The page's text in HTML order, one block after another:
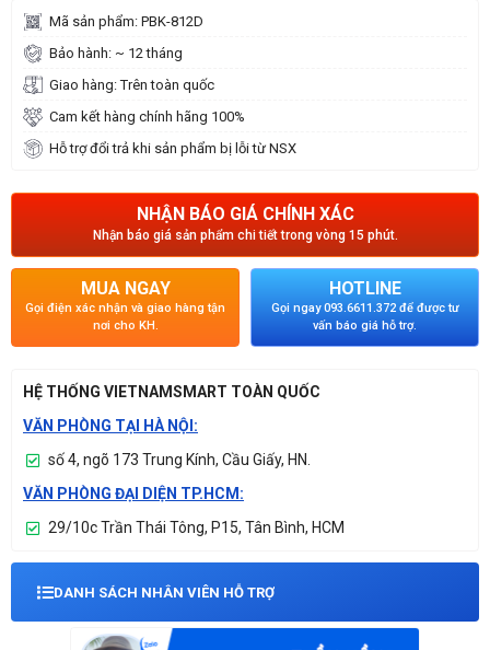
Mã sản phẩm: PBK-812D
Bảo hành: ~ 12 tháng
Giao hàng: Trên toàn quốc
Cam kết hàng chính hãng 100%
Hỗ trợ đổi trả khi sản phẩm bị lỗi từ NSX
NHẬN BÁO GIÁ CHÍNH XÁC
Nhận báo giá sản phẩm chi tiết trong vòng 15 phút.
MUA NGAY
Gọi điện xác nhận và giao hàng tận
nơi cho KH.
HOTLINE
Gọi ngay 093.6611.372 để được tư
vấn báo giá hỗ trợ.
HỆ THỐNG VIETNAMSMART TOÀN QUỐC
VĂN PHÒNG TẠI HÀ NỘI:
số 4, ngõ 173 Trung Kính, Cầu Giấy, HN.
VĂN PHÒNG ĐẠI DIỆN TP.HCM:
29/10c Trần Thái Tông, P15, Tân Bình, HCM
DANH SÁCH NHÂN VIÊN HỖ TRỢ